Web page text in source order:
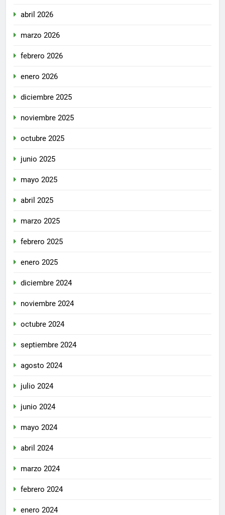
abril 2026
marzo 2026
febrero 2026
enero 2026
diciembre 2025
noviembre 2025
octubre 2025
junio 2025
mayo 2025
abril 2025
marzo 2025
febrero 2025
enero 2025
diciembre 2024
noviembre 2024
octubre 2024
septiembre 2024
agosto 2024
julio 2024
junio 2024
mayo 2024
abril 2024
marzo 2024
febrero 2024
enero 2024